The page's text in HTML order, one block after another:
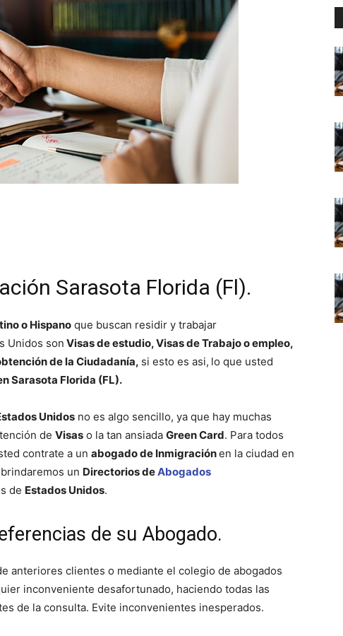
Sarasota Florida (Fl).
o Hispano que buscan residir y trabajar
Unidos son Visas de estudio, Visas de Trabajo o empleo,
de la Ciudadanía, si esto es asi, lo que usted
Sarasota Florida (FL).
Unidos no es algo sencillo, ya que hay muchas
de Visas o la tan ansiada Green Card. Para todos
contrate a un abogado de Inmigraciónen la ciudad en
un Directorios deAbogados
de Estados Unidos.
de su Abogado.
anteriores clientes o mediante el colegio de abogados
inconveniente desafortunado, haciendo todas las
de la consulta. Evite inconvenientes inesperados.